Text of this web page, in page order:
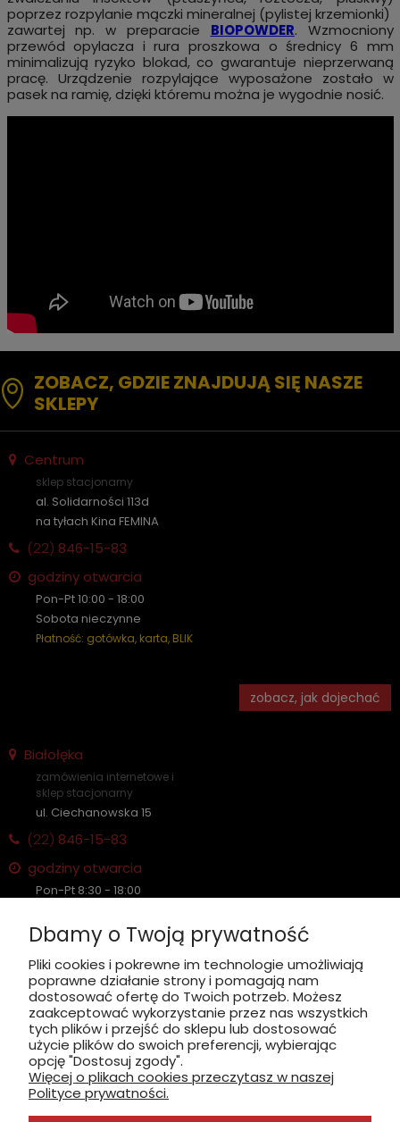
poprzez rozpylanie mączki mineralnej (pylistej krzemionki)
zawartej np. w preparacie BIOPOWDER. Wzmocniony
przewód opylacza i rura proszkowa o średnicy 6 mm
minimalizują ryzyko blokad, co gwarantuje nieprzerwaną
pracę. Urządzenie rozpylające wyposażone zostało w
pasek na ramię, dzięki któremu można je wygodnie nosić.
ZOBACZ, GDZIE ZNAJDUJĄ SIĘ NASZE
SKLEPY
Centrum
sklep stacjonarny
al. Solidarności 113d
na tyłach Kina FEMINA
(22) 846-15-83
godziny otwarcia
Pon-Pt 10:00 - 18:00
Sobota nieczynne
Płatność: gotówka, karta, BLIK
zobacz, jak dojechać
Białołęka
zamówienia internetowe i
sklep stacjonarny
ul. Ciechanowska 15
(22) 846-15-83
godziny otwarcia
Pon-Pt 8:30 - 18:00
Płatność: gotówka, karta, BLIK
zobacz, jak dojechać
INFORMACJE
Dbamy o Twoją prywatność
Pliki cookies i pokrewne im technologie umożliwiają
poprawne działanie strony i pomagają nam
dostosować ofertę do Twoich potrzeb. Możesz
zaakceptować wykorzystanie przez nas wszystkich
tych plików i przejść do sklepu lub dostosować
użycie plików do swoich preferencji, wybierając
opcję "Dostosuj zgody".
Więcej o plikach cookies przeczytasz w naszej
Polityce prywatności.